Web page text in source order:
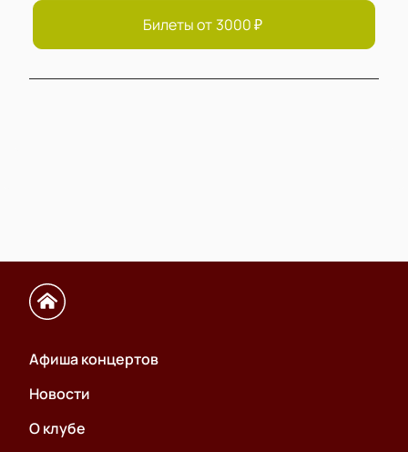
Билеты от 3000₽
Афиша концертов
Новости
О клубе